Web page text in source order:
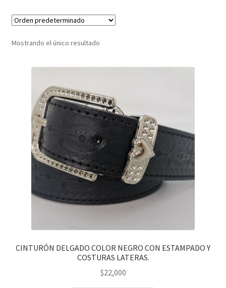
Infantil
Mostrando el único resultado
CINTURÓN DELGADO COLOR NEGRO CON ESTAMPADO Y
COSTURAS LATERAS.
$22,000